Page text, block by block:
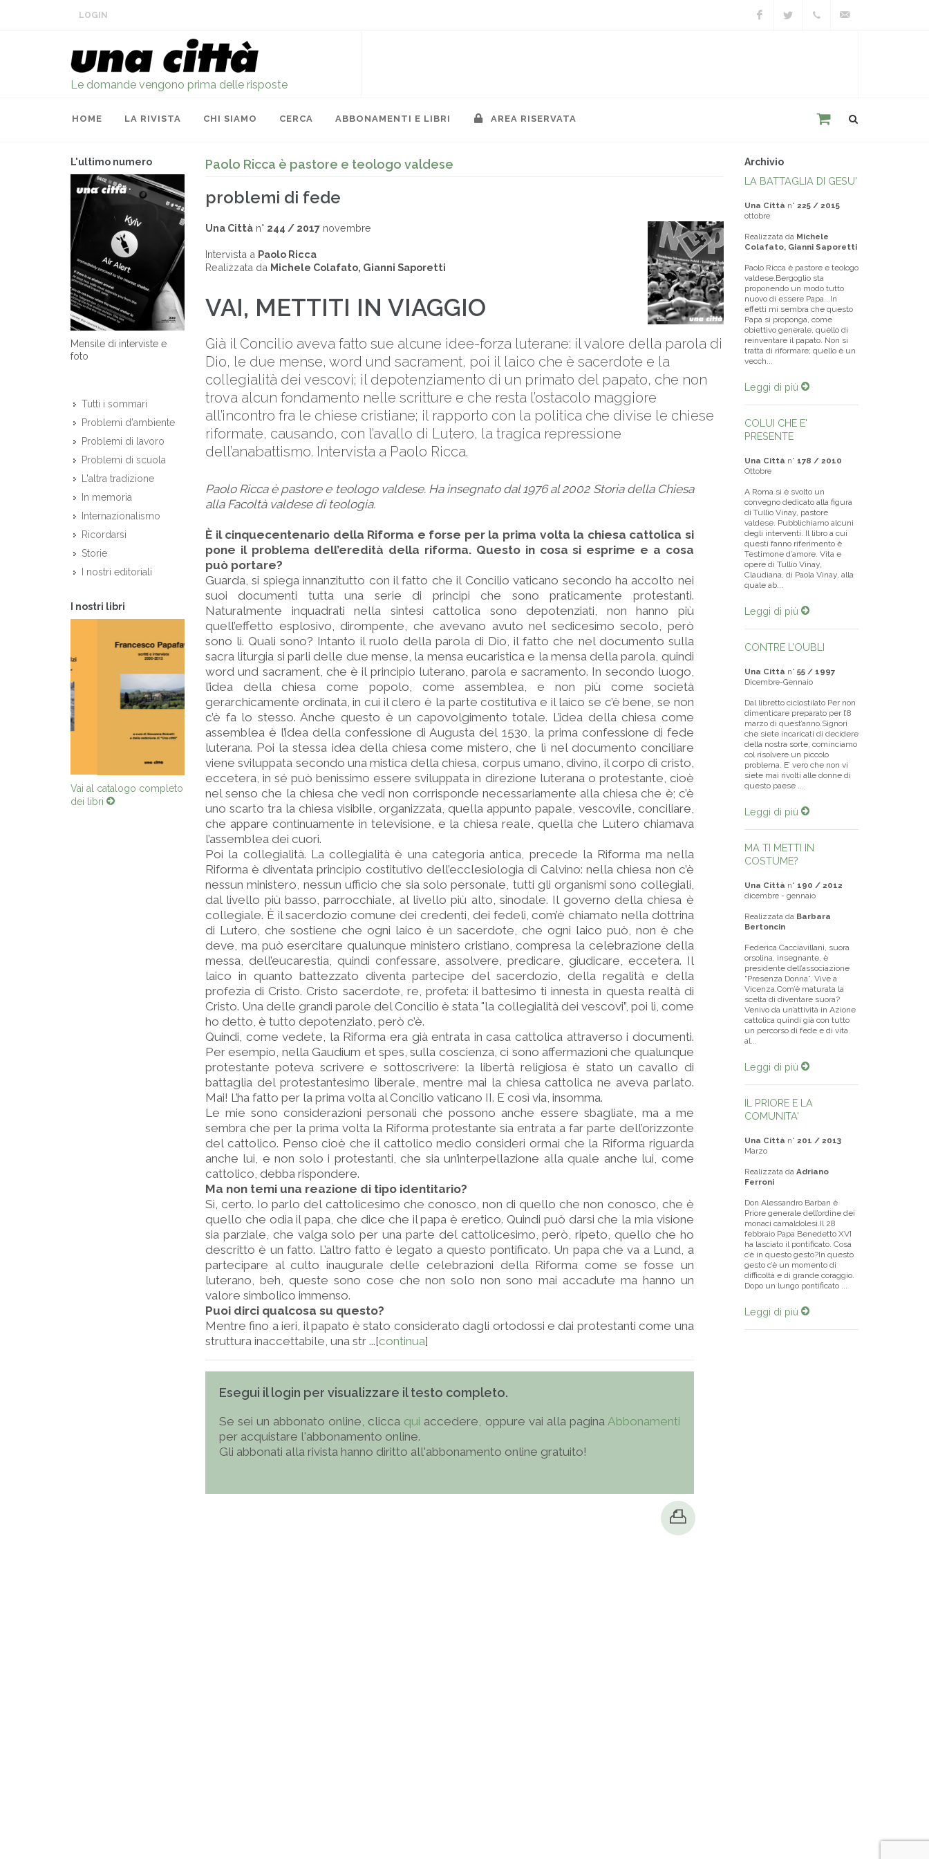
LOGIN
Le domande vengono prima delle risposte
HOME LA RIVISTA CHI SIAMO CERCA ABBONAMENTI E LIBRI AREA RISERVATA
L'ultimo numero
Mensile di interviste e
foto
Tutti i sommari
Problemi d'ambiente
Problemi di lavoro
Problemi di scuola
L'altra tradizione
In memoria
Internazionalismo
Ricordarsi
Storie
I nostri editoriali
I nostri libri
Vai al catalogo completo
dei libri
Paolo Ricca è pastore e teologo valdese
problemi di fede
Una Città n° 244 / 2017 novembre
Intervista a Paolo Ricca
Realizzata da Michele Colafato, Gianni Saporetti
VAI, METTITI IN VIAGGIO
Già il Concilio aveva fatto sue alcune idee-forza luterane: il valore della parola di
Dio, le due mense, word und sacrament, poi il laico che è sacerdote e la
collegialità dei vescovi; il depotenziamento di un primato del papato, che non
trova alcun fondamento nelle scritture e che resta l’ostacolo maggiore
all’incontro fra le chiese cristiane; il rapporto con la politica che divise le chiese
riformate, causando, con l’avallo di Lutero, la tragica repressione
dell’anabattismo. Intervista a Paolo Ricca.
Paolo Ricca è pastore e teologo valdese. Ha insegnato dal 1976 al 2002 Storia della Chiesa
alla Facoltà valdese di teologia.
È il cinquecentenario della Riforma e forse per la prima volta la chiesa cattolica si
pone il problema dell’eredità della riforma. Questo in cosa si esprime e a cosa
può portare?
Guarda, si spiega innanzitutto con il fatto che il Concilio vaticano secondo ha accolto nei
suoi documenti tutta una serie di principi che sono praticamente protestanti.
Naturalmente inquadrati nella sintesi cattolica sono depotenziati, non hanno più
quell’effetto esplosivo, dirompente, che avevano avuto nel sedicesimo secolo, però
sono lì. Quali sono? Intanto il ruolo della parola di Dio, il fatto che nel documento sulla
sacra liturgia si parli delle due mense, la mensa eucaristica e la mensa della parola, quindi
word und sacrament, che è il principio luterano, parola e sacramento. In secondo luogo,
l’idea della chiesa come popolo, come assemblea, e non più come società
gerarchicamente ordinata, in cui il clero è la parte costitutiva e il laico se c’è bene, se non
c’è fa lo stesso. Anche questo è un capovolgimento totale. L’idea della chiesa come
assemblea è l’idea della confessione di Augusta del 1530, la prima confessione di fede
luterana. Poi la stessa idea della chiesa come mistero, che lì nel documento conciliare
viene sviluppata secondo una mistica della chiesa, corpus umano, divino, il corpo di cristo,
eccetera, in sé può benissimo essere sviluppata in direzione luterana o protestante, cioè
nel senso che la chiesa che vedi non corrisponde necessariamente alla chiesa che è; c’è
uno scarto tra la chiesa visibile, organizzata, quella appunto papale, vescovile, conciliare,
che appare continuamente in televisione, e la chiesa reale, quella che Lutero chiamava
l’assemblea dei cuori.
Poi la collegialità. La collegialità è una categoria antica, precede la Riforma ma nella
Riforma è diventata principio costitutivo dell’ecclesiologia di Calvino: nella chiesa non c’è
nessun ministero, nessun ufficio che sia solo personale, tutti gli organismi sono collegiali,
dal livello più basso, parrocchiale, al livello più alto, sinodale. Il governo della chiesa è
collegiale. È il sacerdozio comune dei credenti, dei fedeli, com’è chiamato nella dottrina
di Lutero, che sostiene che ogni laico è un sacerdote, che ogni laico può, non è che
deve, ma può esercitare qualunque ministero cristiano, compresa la celebrazione della
messa, dell’eucarestia, quindi confessare, assolvere, predicare, giudicare, eccetera. Il
laico in quanto battezzato diventa partecipe del sacerdozio, della regalità e della
profezia di Cristo. Cristo sacerdote, re, profeta: il battesimo ti innesta in questa realtà di
Cristo. Una delle grandi parole del Concilio è stata "la collegialità dei vescovi”, poi lì, come
ho detto, è tutto depotenziato, però c’è.
Quindi, come vedete, la Riforma era già entrata in casa cattolica attraverso i documenti.
Per esempio, nella Gaudium et spes, sulla coscienza, ci sono affermazioni che qualunque
protestante poteva scrivere e sottoscrivere: la libertà religiosa è stato un cavallo di
battaglia del protestantesimo liberale, mentre mai la chiesa cattolica ne aveva parlato.
Mai! L’ha fatto per la prima volta al Concilio vaticano II. E così via, insomma.
Le mie sono considerazioni personali che possono anche essere sbagliate, ma a me
sembra che per la prima volta la Riforma protestante sia entrata a far parte dell’orizzonte
del cattolico. Penso cioè che il cattolico medio consideri ormai che la Riforma riguarda
anche lui, e non solo i protestanti, che sia un’interpellazione alla quale anche lui, come
cattolico, debba rispondere.
Ma non temi una reazione di tipo identitario?
Sì, certo. Io parlo del cattolicesimo che conosco, non di quello che non conosco, che è
quello che odia il papa, che dice che il papa è eretico. Quindi può darsi che la mia visione
sia parziale, che valga solo per una parte del cattolicesimo, però, ripeto, quello che ho
descritto è un fatto. L’altro fatto è legato a questo pontificato. Un papa che va a Lund, a
partecipare al culto inaugurale delle celebrazioni della Riforma come se fosse un
luterano, beh, queste sono cose che non solo non sono mai accadute ma hanno un
valore simbolico immenso.
Puoi dirci qualcosa su questo?
Mentre fino a ieri, il papato è stato considerato dagli ortodossi e dai protestanti come una
struttura inaccettabile, una str ...[continua]
Esegui il login per visualizzare il testo completo.
Se sei un abbonato online, clicca qui accedere, oppure vai alla pagina Abbonamenti
per acquistare l'abbonamento online.
Gli abbonati alla rivista hanno diritto all'abbonamento online gratuito!
Archivio
LA BATTAGLIA DI GESU'
Una Città n° 225 / 2015
ottobre
Realizzata da Michele
Colafato, Gianni Saporetti
Paolo Ricca è pastore e teologo
valdese.Bergoglio sta
proponendo un modo tutto
nuovo di essere Papa...In
effetti mi sembra che questo
Papa si proponga, come
obiettivo generale, quello di
reinventare il papato. Non si
tratta di riformare; quello è un
vecch...
Leggi di più
COLUI CHE E'
PRESENTE
Una Città n° 178 / 2010
Ottobre
A Roma si è svolto un
convegno dedicato alla figura
di Tullio Vinay, pastore
valdese. Pubblichiamo alcuni
degli interventi. Il libro a cui
questi fanno riferimento è
Testimone d’amore. Vita e
opere di Tullio Vinay,
Claudiana, di Paola Vinay, alla
quale ab...
Leggi di più
CONTRE L’OUBLI
Una Città n° 55 / 1997
Dicembre-Gennaio
Dal libretto ciclostilato Per non
dimenticare preparato per l’8
marzo di quest’anno.Signori
che siete incaricati di decidere
della nostra sorte, cominciamo
col risolvere un piccolo
problema. E’ vero che non vi
siete mai rivolti alle donne di
questo paese ...
Leggi di più
MA TI METTI IN
COSTUME?
Una Città n° 190 / 2012
dicembre - gennaio
Realizzata da Barbara
Bertoncin
Federica Cacciavillani, suora
orsolina, insegnante, è
presidente dell’associazione
"Presenza Donna”. Vive a
Vicenza.Com’è maturata la
scelta di diventare suora?
Venivo da un’attività in Azione
cattolica quindi già con tutto
un percorso di fede e di vita
al...
Leggi di più
IL PRIORE E LA
COMUNITA'
Una Città n° 201 / 2013
Marzo
Realizzata da Adriano
Ferroni
Don Alessandro Barban è
Priore generale dell’ordine dei
monaci camaldolesi.Il 28
febbraio Papa Benedetto XVI
ha lasciato il pontificato. Cosa
c’è in questo gesto?In questo
gesto c’è un momento di
difficoltà e di grande coraggio.
Dopo un lungo pontificato ...
Leggi di più